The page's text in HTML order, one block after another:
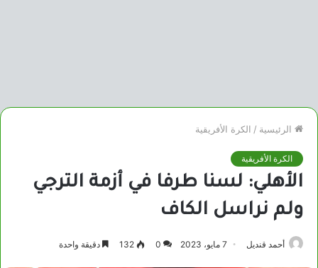
الرئيسية / الكرة الأفريقية
الكرة الأفريقية
الأهلي: لسنا طرفا في أزمة الترجي
ولم نراسل الكاف
أحمد قنديل 7 مايو، 2023 0
132 دقيقة واحدة